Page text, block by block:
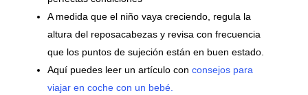
A medida que el niño vaya creciendo, regula la
altura del reposacabezas y revisa con frecuencia
que los puntos de sujeción están en buen estado.
Aquí puedes leer un artículo con consejos para
viajar en coche con un bebé.